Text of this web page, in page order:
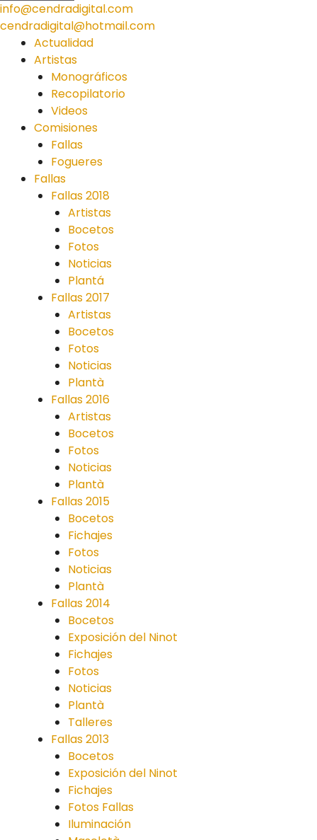
info@cendradigital.com
cendradigital@hotmail.com
Actualidad
Artistas
Monográficos
Recopilatorio
Videos
Comisiones
Fallas
Fogueres
Fallas
Fallas 2018
Artistas
Bocetos
Fotos
Noticias
Plantá
Fallas 2017
Artistas
Bocetos
Fotos
Noticias
Plantà
Fallas 2016
Artistas
Bocetos
Fotos
Noticias
Plantà
Fallas 2015
Bocetos
Fichajes
Fotos
Noticias
Plantà
Fallas 2014
Bocetos
Exposición del Ninot
Fichajes
Fotos
Noticias
Plantà
Talleres
Fallas 2013
Bocetos
Exposición del Ninot
Fichajes
Fotos Fallas
Iluminación